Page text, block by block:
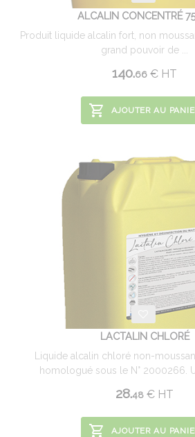
ALCALIN CONCENTRÉ
Produit liquide alcalin fort, non
grand pouvoir de ...
140.66 € HT
AJOUTER AU
LACTALIN CHLORÉ
Liquide alcalin chloré non-
homologué sous le N° 2000266.
28.48 € HT
AJOUTER AU